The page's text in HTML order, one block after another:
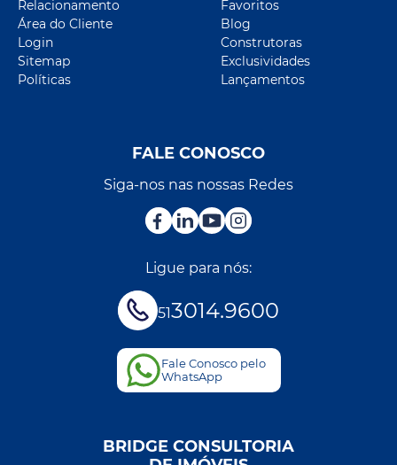
Relacionamento
Área do Cliente
Login
Sitemap
Políticas
Favoritos
Blog
Construtoras
Exclusividades
Lançamentos
FALE CONOSCO
Siga-nos nas nossas Redes
Ligue para nós:
513014.9600
Fale Conosco pelo
WhatsApp
BRIDGE CONSULTORIA